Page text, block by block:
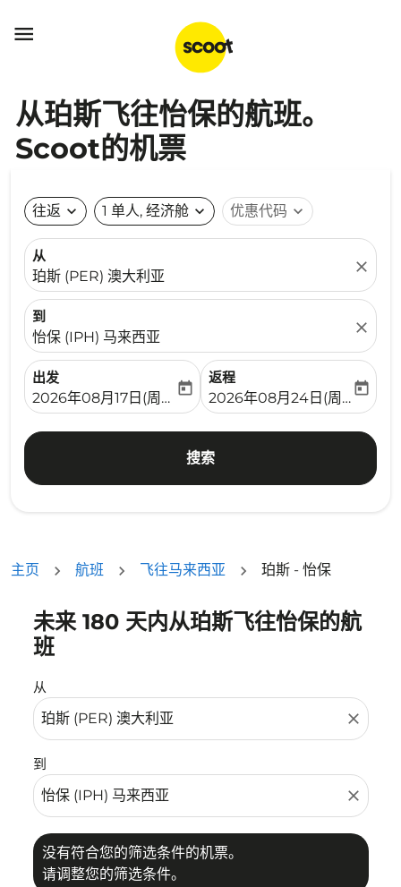

从珀斯飞往怡保的航班。
Scoot的机票
往返 expand_more 1 单人, 经济舱 expand_more 优惠代码 expand_more
从
珀斯 (PER) 澳大利亚
close
到
怡保 (IPH) 马来西亚
close
出发
fc-booking-departure-date-aria-label
2026年08月17日(周一)
today
返程
fc-booking-return-date-
2026年08月24日(周一)
today
搜索
主页 航班 飞往马来西亚 珀斯 - 怡保
未来 180 天内从珀斯飞往怡保的航
班
从
close
到
close
没有符合您的筛选条件的机票。
请调整您的筛选条件。
没有符合您的筛选条件的机票。请调整您的筛选条件。